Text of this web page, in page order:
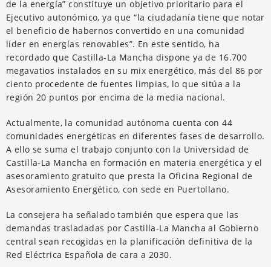
de la energía” constituye un objetivo prioritario para el
Ejecutivo autonómico, ya que “la ciudadanía tiene que notar
el beneficio de habernos convertido en una comunidad
líder en energías renovables”. En este sentido, ha
recordado que Castilla-La Mancha dispone ya de 16.700
megavatios instalados en su mix energético, más del 86 por
ciento procedente de fuentes limpias, lo que sitúa a la
región 20 puntos por encima de la media nacional.
Actualmente, la comunidad autónoma cuenta con 44
comunidades energéticas en diferentes fases de desarrollo.
A ello se suma el trabajo conjunto con la Universidad de
Castilla-La Mancha en formación en materia energética y el
asesoramiento gratuito que presta la Oficina Regional de
Asesoramiento Energético, con sede en Puertollano.
La consejera ha señalado también que espera que las
demandas trasladadas por Castilla-La Mancha al Gobierno
central sean recogidas en la planificación definitiva de la
Red Eléctrica Española de cara a 2030.